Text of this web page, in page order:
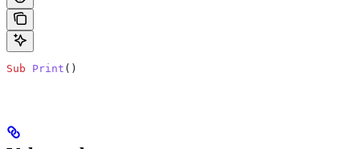
Sub Print ()